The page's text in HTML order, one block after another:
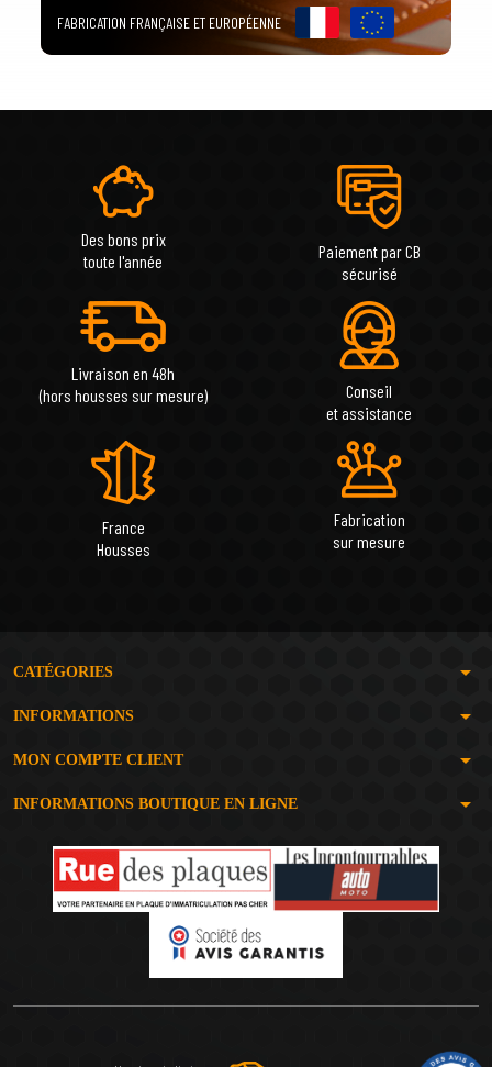
FABRICATION FRANÇAISE ET EUROPÉENNE
Des bons prix
toute l'année
Paiement par CB
sécurisé
Livraison en 48h
(hors housses sur mesure)
Conseil
et assistance
France
Housses
Fabrication
sur mesure
CATÉGORIES arrow_drop_down
INFORMATIONS arrow_drop_down
MON COMPTE CLIENT arrow_drop_down
INFORMATIONS BOUTIQUE EN LIGNE arrow_drop_down